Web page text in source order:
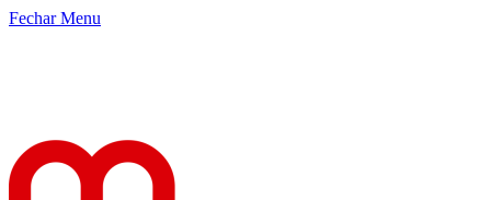
Fechar Menu